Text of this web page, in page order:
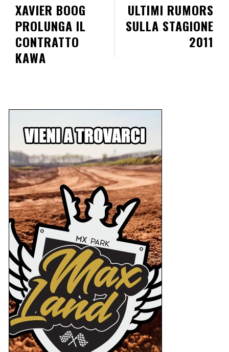
ULTIMI RUMORS
SULLA STAGIONE
2011
XAVIER BOOG
PROLUNGA IL
CONTRATTO
KAWA